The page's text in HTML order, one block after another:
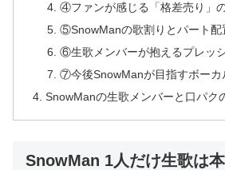
④ファンが感じる「格差売り」
⑤SnowManの歌割りとパート配
⑥生歌メンバーが抱えるプレッ
⑦今後SnowManが目指すボーカ
SnowManの生歌メンバーと口パク
SnowMan 1人だけ生歌は